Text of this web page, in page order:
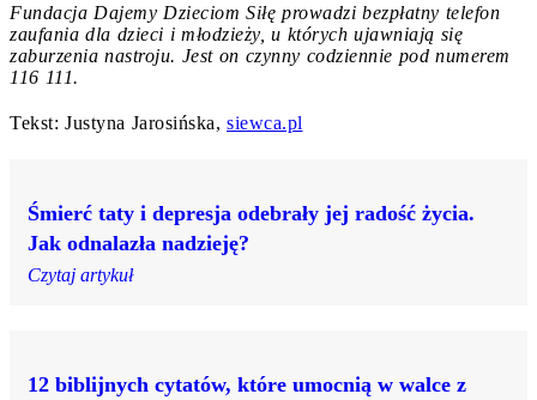
Fundacja Dajemy Dzieciom Siłę prowadzi bezpłatny telefon
zaufania dla dzieci i młodzieży, u których ujawniają się
zaburzenia nastroju. Jest on czynny codziennie pod numerem
116 111.
Tekst: Justyna Jarosińska, siewca.pl
Śmierć taty i depresja odebrały jej radość życia.
Jak odnalazła nadzieję?
Czytaj artykuł
12 biblijnych cytatów, które umocnią w walce z